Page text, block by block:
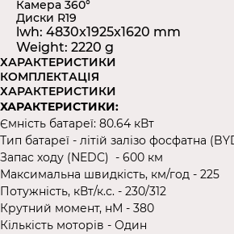
Камера 360°
Диски R19
lwh: 4830x1925x1620 mm
Weight: 2220 g
ХАРАКТЕРИСТИКИ
КОМПЛЕКТАЦІЯ
ХАРАКТЕРИСТИКИ
ХАРАКТЕРИСТИКИ:
Ємність батареї: 80.64 кВт
Тип батареї - літій залізо фосфатна
Запас ходу (NEDC) - 600 км
Максимальна швидкість, км/год - 225
Потужність, кВт/к.с. - 230/312
Крутний момент, нМ - 380
Кількість моторів - Один